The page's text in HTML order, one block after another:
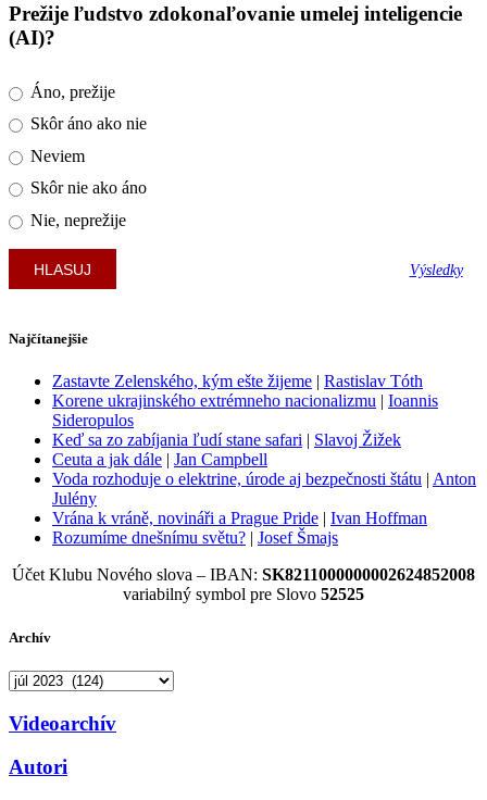
Prežije ľudstvo zdokonaľovanie umelej inteligencie
(AI)?
Áno, prežije
Skôr áno ako nie
Neviem
Skôr nie ako áno
Nie, neprežije
Výsledky
Najčítanejšie
Zastavte Zelenského, kým ešte žijeme | Rastislav Tóth
Korene ukrajinského extrémneho nacionalizmu | Ioannis
Sideropulos
Keď sa zo zabíjania ľudí stane safari | Slavoj Žižek
Ceuta a jak dále | Jan Campbell
Voda rozhoduje o elektrine, úrode aj bezpečnosti štátu | Anton
Julény
Vrána k vráně, novináři a Prague Pride | Ivan Hoffman
Rozumíme dnešnímu světu? | Josef Šmajs
Účet Klubu Nového slova – IBAN: SK8211000000002624852008
variabilný symbol pre Slovo 52525
Archív
Archív
Videoarchív
Autori